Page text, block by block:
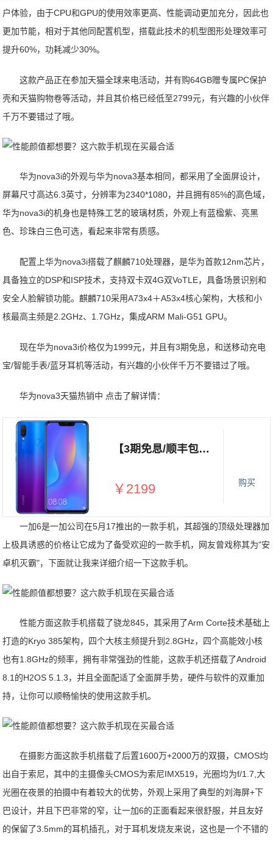
户体验，由于CPU和GPU的使用效率更高、性能调动更加充分，因此也
更加节能，相对于其他同配置机型，搭载此技术的机型图形处理效率可
提升60%，功耗减少30%。
这款产品正在参加天猫全球来电活动，并有购64GB赠专属PC保护
壳和天猫购物卷等活动，并且其价格已经低至2799元，有兴趣的小伙伴
千万不要错过了哦。
华为nova3i的外观与华为nova3基本相同，都采用了全面屏设计，
屏幕尺寸高达6.3英寸，分辨率为2340*1080，并且拥有85%的高色域，
华为nova3i的机身也是特殊工艺的玻璃材质，外观上有蓝楹紫、亮黑
色、珍珠白三色可选，看起来非常有质感。
配置上华为nova3i搭载了麒麟710处理器，是华为首款12nm芯片，
具备独立的DSP和ISP技术，支持双卡双4G双VoTLE，具备场景识别和
安全人脸解锁功能。麒麟710采用A73x4＋A53x4核心架构，大核和小
核最高主频是2.2GHz、1.7GHz，集成ARM Mali-G51 GPU。
现在华为nova3i价格仅为1999元，并且有3期免息，和送移动充电
宝/智能手表/蓝牙耳机等活动，有兴趣的小伙伴千万不要错过了哦。
华为nova3天猫热销中 点击了解详情：
【3期免息/顺丰包邮】Huawei 华为nova3i全网通全面屏官方旗舰店正品手机nova3i大内存时尚手机
￥2199 购买
一加6是一加公司在5月17推出的一款手机，其超强的顶级处理器加
上极具诱惑的价格让它成为了备受欢迎的一款手机，网友曾戏称其为"安
卓机灭霸"，下面就让我来详细介绍一下这款手机。
性能方面这款手机搭载了骁龙845，其采用了Arm Corte技术基础上
打造的Kryo 385架构，四个大核主频提升到2.8GHz，四个高能效小核
也有1.8GHz的频率，拥有非常强劲的性能，这款手机还搭载了Android
8.1的H2OS 5.1.3，并且全面配适了全面屏手势，硬件与软件的双重加
持，让你可以顺畅愉快的使用这款手机。
在摄影方面这款手机搭载了后置1600万+2000万的双摄，CMOS均
出自于索尼，其中的主摄像头CMOS为索尼IMX519，光圈均为f/1.7,大
光圈在夜景的拍摄中有着较大的优势，外观上采用了典型的刘海屏+下
巴设计，并且下巴非常的窄，让一加6的正面看起来很舒服，并且友好
的保留了3.5mm的耳机插孔，对于耳机发烧友来说，这也是一个不错的